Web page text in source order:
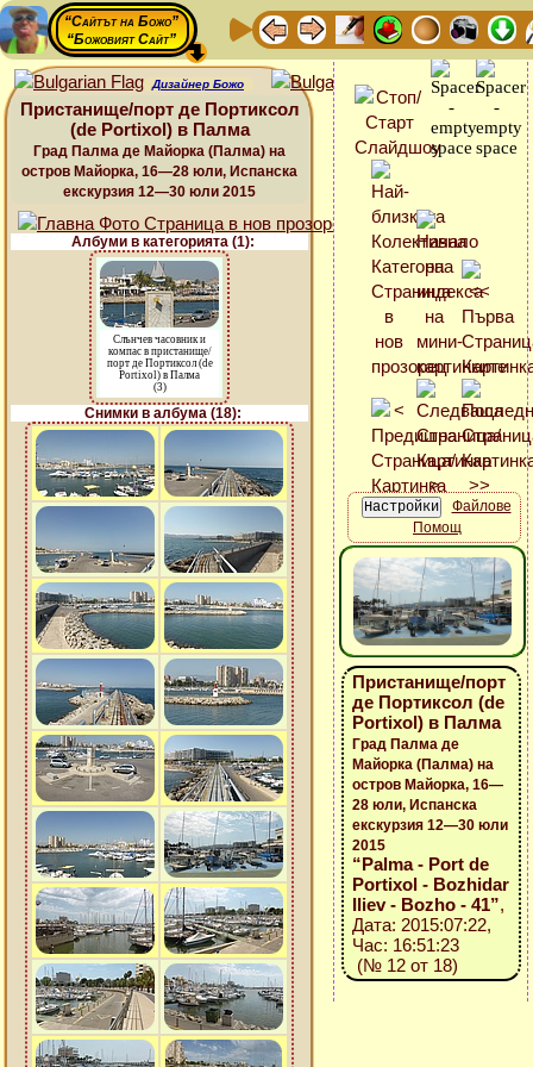
“Сайтът на Божо”
“Божовият Сайт”
Дизайнер Божо
Пристанище/порт де Портиксол
(de Portixol) в Палма
Град Палма де Майорка (Палма) на
остров Майорка, 16—28 юли, Испанска
екскурзия 12—30 юли 2015
Албуми в категорията (1):
Слънчев часовник и
компас в пристанище/
порт де Портиксол (de
Portixol) в Палма
(3)
Снимки в албума (18):
Файлове
Помощ
Пристанище/порт
де Портиксол (de
Portixol) в Палма
Град Палма де
Майорка (Палма) на
остров Майорка, 16—
28 юли, Испанска
екскурзия 12—30 юли
2015
“Palma - Port de
Portixol - Bozhidar
Iliev - Bozho - 41”,
Дата: 2015:07:22,
Час: 16:51:23
(№ 12 от 18)